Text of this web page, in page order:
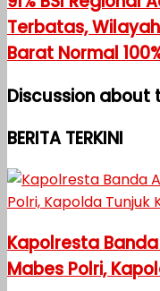
Terbatas,
Barat Normal
Discussion about
BERITA TERKINI
Kapolresta
Mabes Polri,